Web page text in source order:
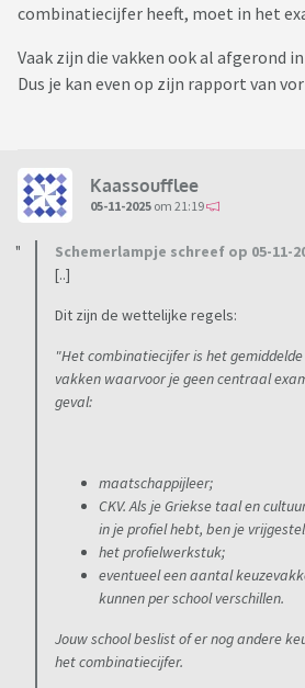
combinatiecijfer heeft, moet in het
Vaak zijn die vakken ook al afgerond
Dus je kan even op zijn rapport van
Kaassoufflee
05-11-2025 om 21:19
Schemerlampje schreef op 05-11-
[..]
Dit zijn de wettelijke regels:
"Het combinatiecijfer is het
vakken waarvoor je geen centraal
geval:
maatschappijleer;
CKV. Als je Griekse taal en
in je profiel hebt, ben je
het profielwerkstuk;
eventueel een aantal
kunnen per school verschillen.
Jouw school beslist of er nog andere
het combinatiecijfer.